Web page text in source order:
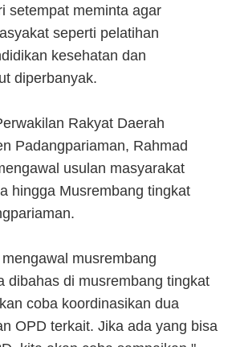
setempat meminta agar
seperti pelatihan
kesehatan dan
diperbanyak.
Rakyat Daerah
Padangpariaman, Rahmad
usulan masyarakat
hingga Musrembang tingkat
musrembang
dibahas di musrembang tingkat
coba koordinasikan dua
OPD terkait. Jika ada yang bisa